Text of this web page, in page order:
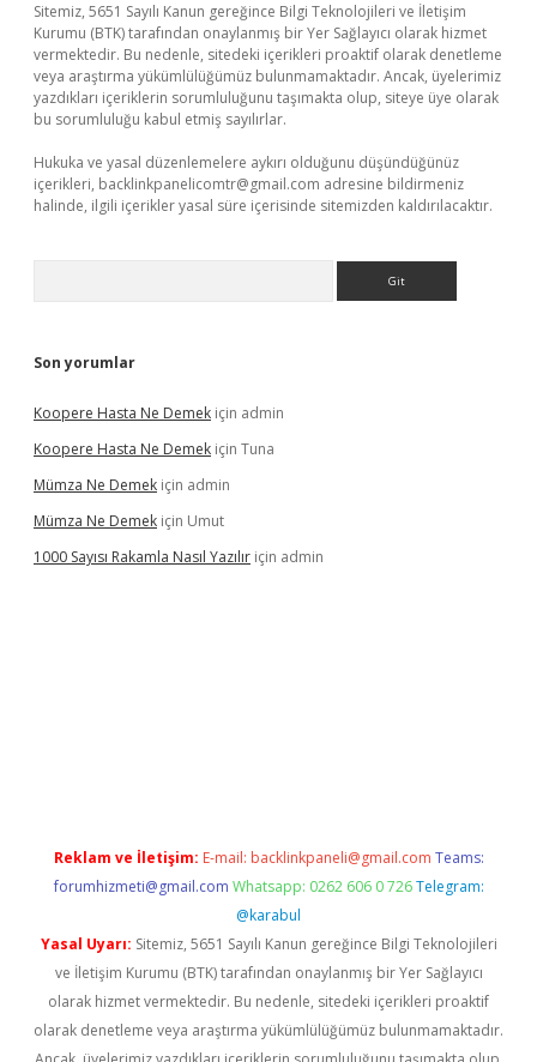
Sitemiz, 5651 Sayılı Kanun gereğince Bilgi Teknolojileri ve İletişim
Kurumu (BTK) tarafından onaylanmış bir Yer Sağlayıcı olarak hizmet
vermektedir. Bu nedenle, sitedeki içerikleri proaktif olarak denetleme
veya araştırma yükümlülüğümüz bulunmamaktadır. Ancak, üyelerimiz
yazdıkları içeriklerin sorumluluğunu taşımakta olup, siteye üye olarak
bu sorumluluğu kabul etmiş sayılırlar.
Hukuka ve yasal düzenlemelere aykırı olduğunu düşündüğünüz
içerikleri, backlinkpanelicomtr@gmail.com adresine bildirmeniz
halinde, ilgili içerikler yasal süre içerisinde sitemizden kaldırılacaktır.
Son yorumlar
Koopere Hasta Ne Demek için admin
Koopere Hasta Ne Demek için Tuna
Mümza Ne Demek için admin
Mümza Ne Demek için Umut
1000 Sayısı Rakamla Nasıl Yazılır için admin
Reklam ve İletişim: E-mail: backlinkpaneli@gmail.com Teams:
forumhizmeti@gmail.com Whatsapp: 0262 606 0 726 Telegram:
@karabul
Yasal Uyarı: Sitemiz, 5651 Sayılı Kanun gereğince Bilgi Teknolojileri
ve İletişim Kurumu (BTK) tarafından onaylanmış bir Yer Sağlayıcı
olarak hizmet vermektedir. Bu nedenle, sitedeki içerikleri proaktif
olarak denetleme veya araştırma yükümlülüğümüz bulunmamaktadır.